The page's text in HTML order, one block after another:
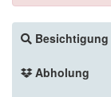
Besichtigung
Abholung